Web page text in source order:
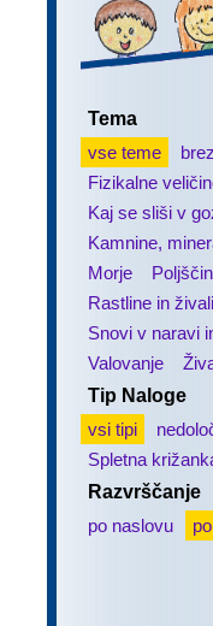
Tema
vse teme
Fizikalne
Kaj se sliši v
Kamnine,
Morje
Rastline in
Snovi v naravi
Valovanje
Tip Naloge
vsi tipi
Spletna
Razvrščanje
po naslovu